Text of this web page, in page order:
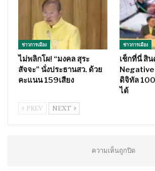
ข่าวการเมือง
ไม่พลิกโผ! “มงคล สุระ
สัจจะ” นั่งประธานสว. ด้วย
คะแนน 159เสียง
ข่าวการเมือง
เช็กที่นี่ สิน
Negative
ดิจิทัล
ได้
PREV NEXT
ความเห็นถูกปิด